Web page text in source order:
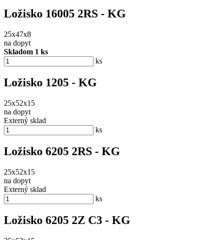
Ložisko 16005 2RS - KG
25x47x8
na dopyt
Skladom 1 ks
ks
Ložisko 1205 - KG
25x52x15
na dopyt
Externý sklad
ks
Ložisko 6205 2RS - KG
25x52x15
na dopyt
Externý sklad
ks
Ložisko 6205 2Z C3 - KG